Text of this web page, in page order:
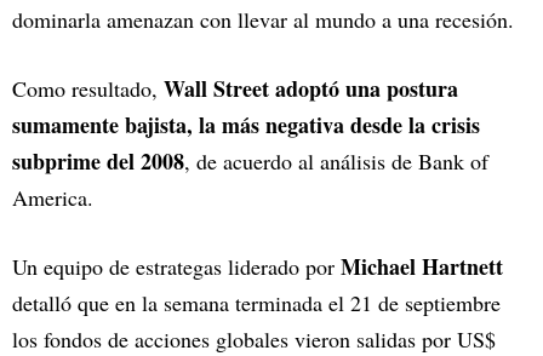
dominarla amenazan con llevar al mundo a una recesión.
Como resultado, Wall Street adoptó una postura
sumamente bajista, la más negativa desde la crisis
subprime del 2008, de acuerdo al análisis de Bank of
America.
Un equipo de estrategas liderado por Michael Hartnett
detalló que en la semana terminada el 21 de septiembre
los fondos de acciones globales vieron salidas por US$